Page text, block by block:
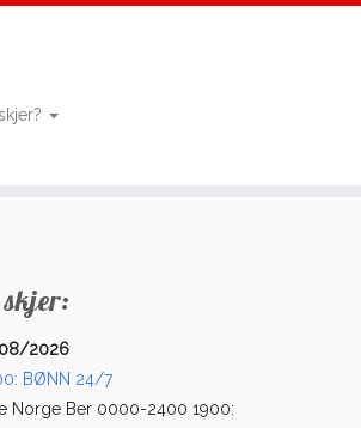
skjer:
2026
BØNN 24/7
Norge Ber 0000-2400 1900: